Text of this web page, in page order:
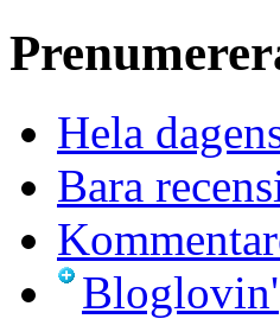
Hela
Bara
Bloglovin'